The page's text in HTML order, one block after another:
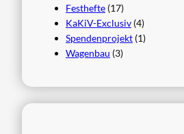
Festhefte (17)
KaKiV-Exclusiv (4)
Spendenprojekt (1)
Wagenbau (3)